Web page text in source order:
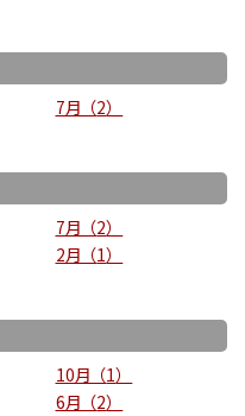
7月
2
7月
2
2月
1
10月
1
6月
2